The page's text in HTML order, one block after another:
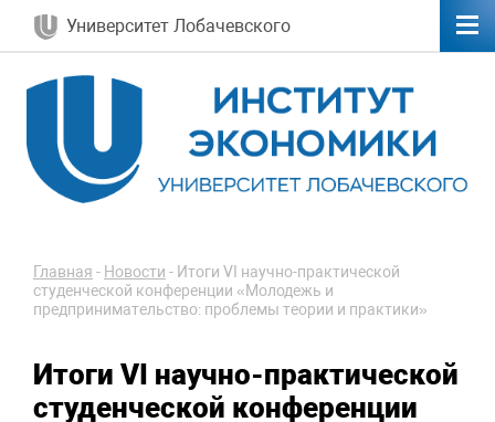
Университет Лобачевского
Главная - Новости - Итоги VI научно-практической
студенческой конференции «Молодежь и
предпринимательство: проблемы теории и практики»
Итоги VI научно-практической
студенческой конференции